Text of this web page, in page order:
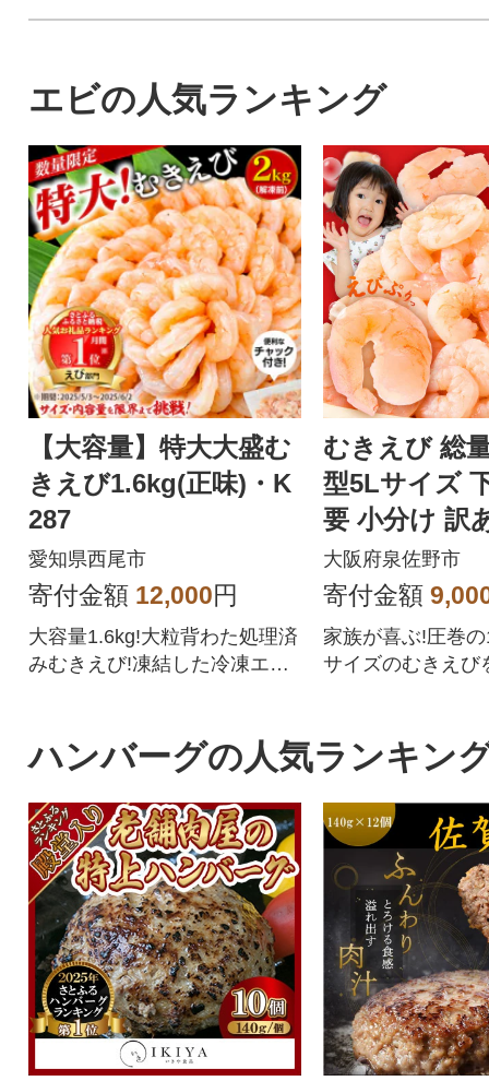
エビの人気ランキング
【大容量】特大大盛む
きえび1.6kg(正味)・K
287
愛知県西尾市
寄付金額 12,000円
大容量1.6kg!大粒背わた処理済
みむきえび!凍結した冷凍エビ
むきえび 総
型5Lサイズ
要 小分け 訳
ズ不揃い
大阪府泉佐野市
寄付金額
家族が喜ぶ!圧巻
サイズのむきえび
ハンバーグの人気ランキン